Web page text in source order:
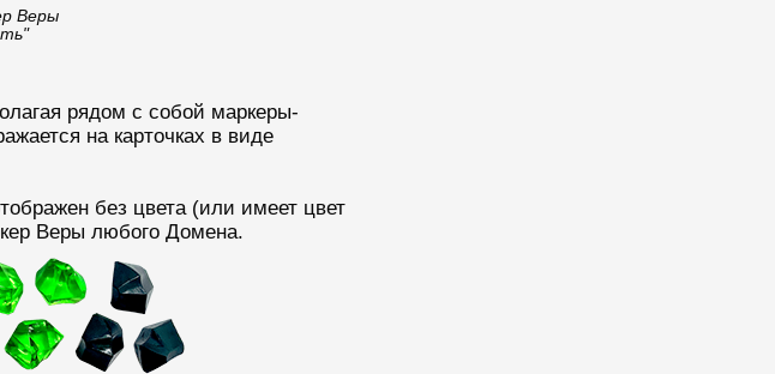
Веры
рядом с собой маркеры-
на карточках в виде
без цвета (или имеет цвет
Веры любого Домена.